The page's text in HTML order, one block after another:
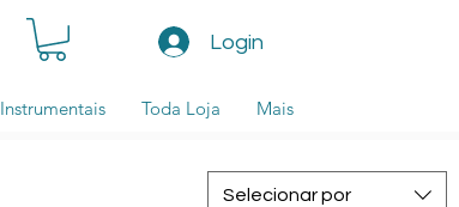
Login
Instrumentais Toda Loja Mais
Selecionar por